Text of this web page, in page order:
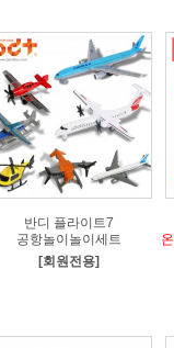
반디 플라이트7
공항놀이놀이세트
[회원전용]